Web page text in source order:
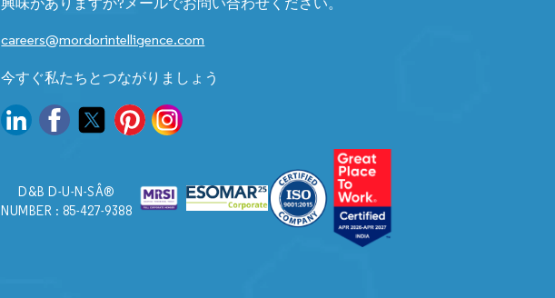
興味がありますか?メールでお問い合わせください。
careers@mordorintelligence.com
今すぐ私たちとつながりましょう
D&B D-U-N-SÂ®
NUMBER : 85-427-9388